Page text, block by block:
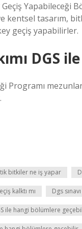
Yapabileceği
kentsel tasarım,
geçiş yapabilirler.
DGS
Programı
bitkiler ne iş yapar
kalktı mı Dgs
ile hangi bölümlere